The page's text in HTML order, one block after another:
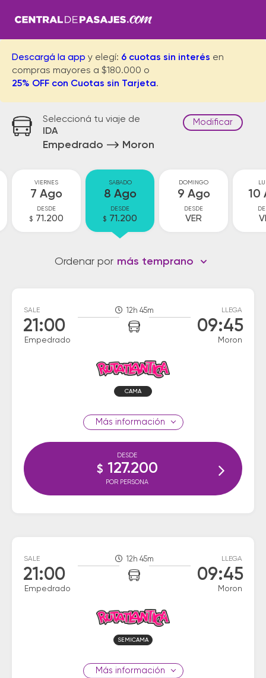
Descargá la app y elegí: 6 cuotas sin interés en
compras mayores a $180.000 o
25% OFF con Cuotas sin Tarjeta.
Seleccioná tu viaje de
IDA
Empedrado Moron
Modificar
VIERNES
7 Ago
DESDE
$ 71.200
SABADO
8 Ago
DESDE
$ 71.200
DOMINGO
9 Ago
DESDE
VER
10
Ordenar por más temprano
SALE
21:00
Empedrado
12h 45m LLEGA
09:45
Moron
CAMA
información
DESDE
$ 127.200
POR PERSONA
SALE
21:00
Empedrado
12h 45m LLEGA
09:45
Moron
SEMICAMA
información